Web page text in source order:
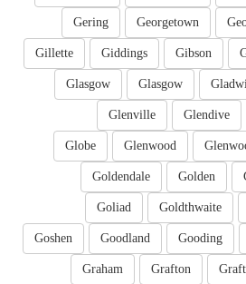
Georgetown
Gering
Gibson
Giddings
Gillette
Glasgow
Glasgow
Glendive
Glenville
Glenwood
Globe
Golden
Goldendale
Goldthwaite
Goliad
Gooding
Goodland
Goshen
Grafton
Graham